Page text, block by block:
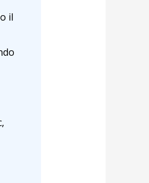
il